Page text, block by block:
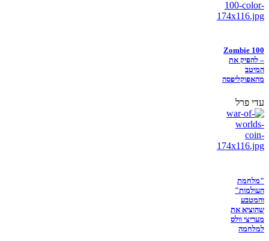
Zombie 100
– להפיק את
המיטב
מהאפוקליפסה
עדי פרל
"מלחמת
העולמות"
והמטבע
שהוציא את
מעריצי וולס
למלחמה